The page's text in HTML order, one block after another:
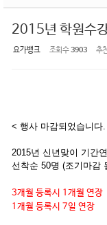
2015년 학원수
요가뱅크 조회 수3903 추
< 행사 마감되었습니다.
2015년 신년맞이 기간
선착순 50명 (조기마감
3개월 등록시 1개월 연장
1개월 등록시 7일 연장